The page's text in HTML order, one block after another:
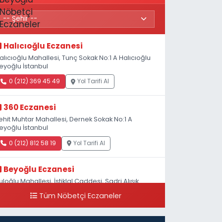
Halıcıoğlu Eczanesi
Mahallesi, Tunç Sokak No:1 A Halıcıoğlu
İstanbul
0 (212) 369 45 49 Yol Tarifi Al
360 Eczanesi
Muhtar Mahallesi, Dernek Sokak No:1 A
İstanbul
0 (212) 812 58 19 Yol Tarifi Al
Beyoğlu Eczanesi
Mahallesi, İstiklal Caddesi, Sadri Alışık
Tüm Nöbetçi Eczaneler